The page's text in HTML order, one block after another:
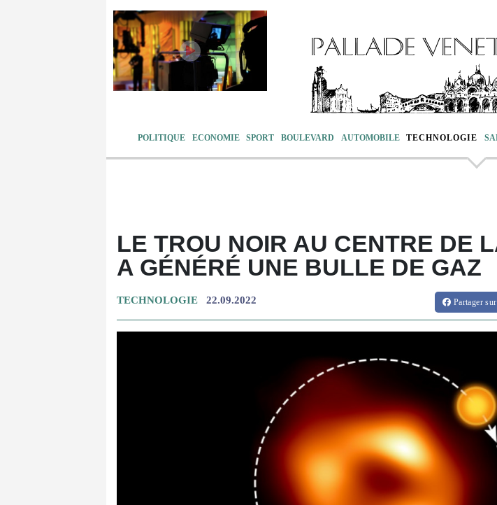
POLITIQUE ECONOMIE SPORT BOULEVARD AUTOMOBILE TECHNOLOGIE
LE TROU NOIR AU CENTRE DE
A GÉNÉRÉ UNE BULLE DE GAZ
TECHNOLOGIE 22.09.2022 Partager